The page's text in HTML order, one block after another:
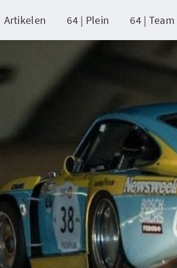
Artikelen 64 | Plein 64 | Team